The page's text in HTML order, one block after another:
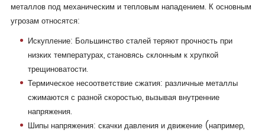
металлов под механическим и тепловым нападением. К основным
угрозам относятся:
Искупление: Большинство сталей теряют прочность при
низких температурах, становясь склонным к хрупкой
трещиноватости.
Термическое несоответствие сжатия: различные металлы
сжимаются с разной скоростью, вызывая внутренние
напряжения.
Шипы напряжения: скачки давления и движение (например,